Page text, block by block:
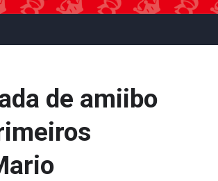
de amiibo